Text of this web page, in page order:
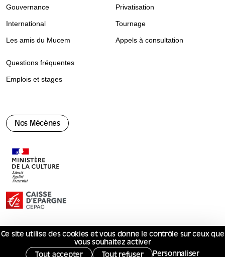
Nos Mécènes
Gouvernance
International
Les amis du Mucem
Privatisation
Tournage
Appels à consultation
Questions fréquentes
Emplois et stages
© Mucem 2026
Mentions légales Politique de confidentialité Marchés publics
Ce site utilise des cookies et vous donne le contrôle sur ceux que
vous souhaitez activer
Tout accepter
Tout refuser Personnaliser